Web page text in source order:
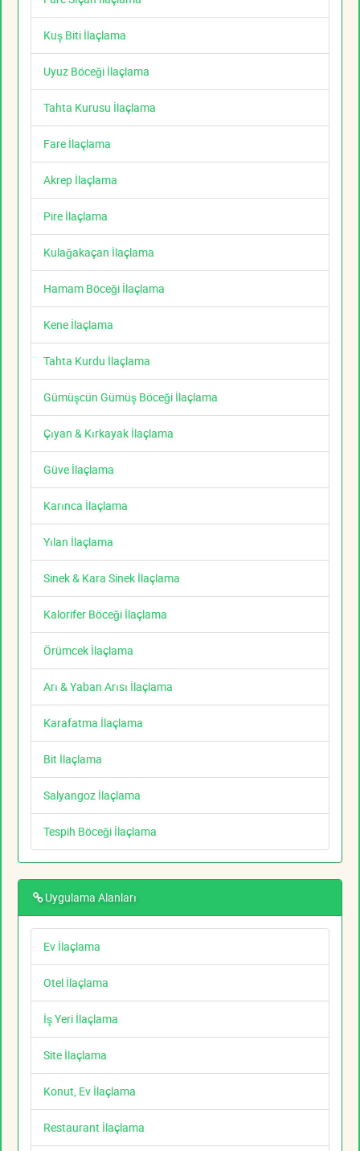
Kuş Biti İlaçlama
Uyuz Böceği İlaçlama
Tahta Kurusu İlaçlama
Fare İlaçlama
Akrep İlaçlama
Pire İlaçlama
Kulağakaçan İlaçlama
Hamam Böceği İlaçlama
Kene İlaçlama
Tahta Kurdu İlaçlama
Gümüşcün Gümüş Böceği İlaçlama
Çıyan & Kırkayak İlaçlama
Güve İlaçlama
Karınca İlaçlama
Yılan İlaçlama
Sinek & Kara Sinek İlaçlama
Kalorifer Böceği İlaçlama
Örümcek İlaçlama
Arı & Yaban Arısı İlaçlama
Karafatma İlaçlama
Bit İlaçlama
Salyangoz İlaçlama
Tespih Böceği İlaçlama
Uygulama Alanları
Ev İlaçlama
Otel İlaçlama
İş Yeri İlaçlama
Site İlaçlama
Konut, Ev İlaçlama
Restaurant İlaçlama